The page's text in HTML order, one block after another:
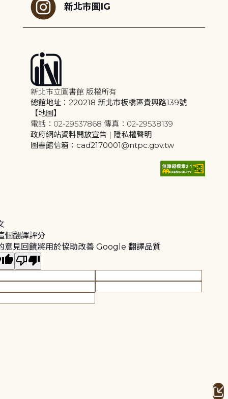
新北市圖IG
新北市立圖書館 版權所有
總館地址：220218 新北市板橋區貴興路139號
【地圖】
電話：02-29537868 傳真：02-29538139
政府網站資料開放宣告 | 隱私權聲明
圖書館信箱：cad2170001@ntpc.gov.tw
個翻譯評分
意見回饋將用於協助改善 Google 翻譯品質